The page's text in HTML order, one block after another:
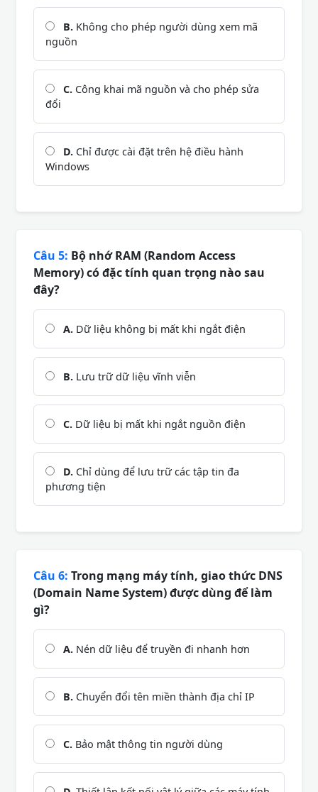
B. Không cho phép người dùng xem mã
nguồn
C. Công khai mã nguồn và cho phép sửa
đổi
D. Chỉ được cài đặt trên hệ điều hành
Windows
Câu 5: Bộ nhớ RAM (Random Access
Memory) có đặc tính quan trọng nào sau
đây?
A. Dữ liệu không bị mất khi ngắt điện
B. Lưu trữ dữ liệu vĩnh viễn
C. Dữ liệu bị mất khi ngắt nguồn điện
D. Chỉ dùng để lưu trữ các tập tin đa
phương tiện
Câu 6: Trong mạng máy tính, giao thức DNS
(Domain Name System) được dùng để làm
gì?
A. Nén dữ liệu để truyền đi nhanh hơn
B. Chuyển đổi tên miền thành địa chỉ IP
C. Bảo mật thông tin người dùng